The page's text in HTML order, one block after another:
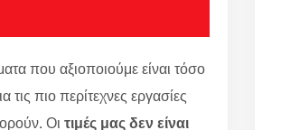
που αξιοποιούμε είναι τόσο
πιο περίτεχνες εργασίες
Οι τιμές μας δεν είναι